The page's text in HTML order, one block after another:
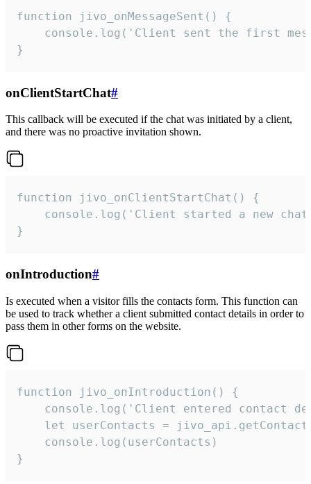
function jivo_onMessageSent() {
console.log('Client sent the first
}
onClientStartChat#
This callback will be executed if the chat was initiated by a client,
and there was no proactive invitation shown.
function jivo_onClientStartChat() {
console.log('Client started a new
}
onIntroduction#
Is executed when a visitor fills the contacts form. This function can
be used to track whether a client submitted contact details in order to
pass them in other forms on the website.
function jivo_onIntroduction() {
console.log('Client entered contact
let userContacts =
    console.log(userContacts)
}